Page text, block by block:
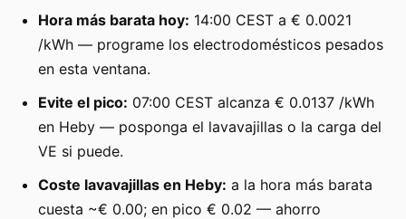
Hora más barata hoy: 14:00 CEST a € 0.0021
/kWh — programe los electrodomésticos pesados
en esta ventana.
Evite el pico: 07:00 CEST alcanza € 0.0137 /kWh
en Heby — posponga el lavavajillas o la carga del
VE si puede.
Coste lavavajillas en Heby: a la hora más barata
cuesta ~€ 0.00; en pico € 0.02 — ahorro